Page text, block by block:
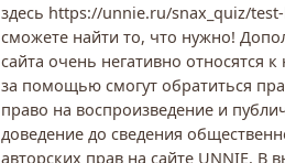
здесь https://unnie.ru/snax_quiz/
сможете найти то, что нужно!
сайта очень негативно относятся
за помощью смогут обратиться
право на воспроизведение и
доведение до сведения
авторских прав на сайте UNNIE. В